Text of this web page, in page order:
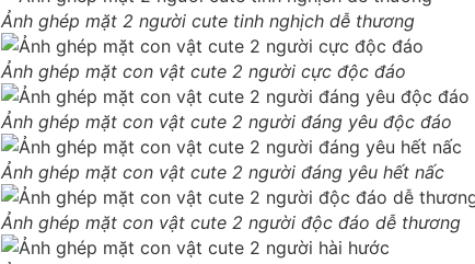
Ảnh ghép mặt 2 người cute tinh nghịch dễ thương
Ảnh ghép mặt con vật cute 2 người cực độc đáo
Ảnh ghép mặt con vật cute 2 người đáng yêu độc đáo
Ảnh ghép mặt con vật cute 2 người đáng yêu hết nấc
Ảnh ghép mặt con vật cute 2 người độc đáo dễ thương